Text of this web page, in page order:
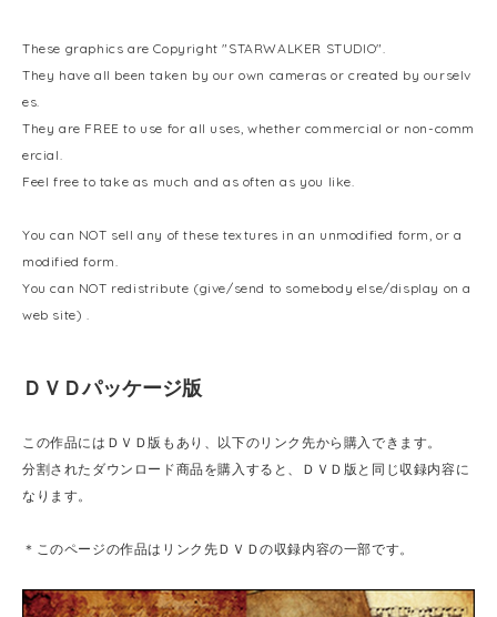
These graphics are Copyright "STARWALKER STUDIO".
They have all been taken by our own cameras or created by ourselv
es.
They are FREE to use for all uses, whether commercial or non-comm
ercial.
Feel free to take as much and as often as you like.
You can NOT sell any of these textures in an unmodified form, or a
modified form.
You can NOT redistribute (give/send to somebody else/display on a
web site) .
ＤＶＤパッケージ版
この作品にはＤＶＤ版もあり、以下のリンク先から購入できます。
分割されたダウンロード商品を購入すると、ＤＶＤ版と同じ収録内容に
なります。
＊このページの作品はリンク先ＤＶＤの収録内容の一部です。